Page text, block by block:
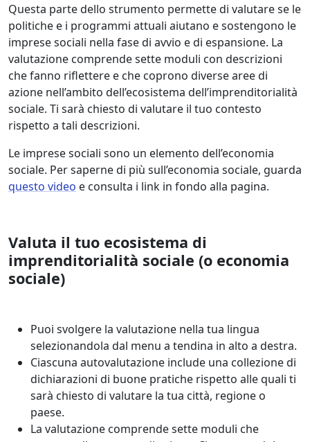
Questa parte dello strumento permette di valutare se le
politiche e i programmi attuali aiutano e sostengono le
imprese sociali nella fase di avvio e di espansione. La
valutazione comprende sette moduli con descrizioni
che fanno riflettere e che coprono diverse aree di
azione nell’ambito dell’ecosistema dell’imprenditorialità
sociale. Ti sarà chiesto di valutare il tuo contesto
rispetto a tali descrizioni.
Le imprese sociali sono un elemento dell’economia
sociale. Per saperne di più sull’economia sociale, guarda
questo video e consulta i link in fondo alla pagina.
Valuta il tuo ecosistema di
imprenditorialità sociale (o economia
sociale)
Puoi svolgere la valutazione nella tua lingua
selezionandola dal menu a tendina in alto a destra.
Ciascuna autovalutazione include una collezione di
dichiarazioni di buone pratiche rispetto alle quali ti
sarà chiesto di valutare la tua città, regione o
paese.
La valutazione comprende sette moduli che